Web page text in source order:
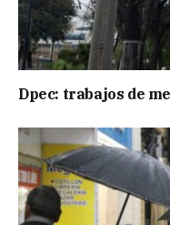
Dpec: trabajos de